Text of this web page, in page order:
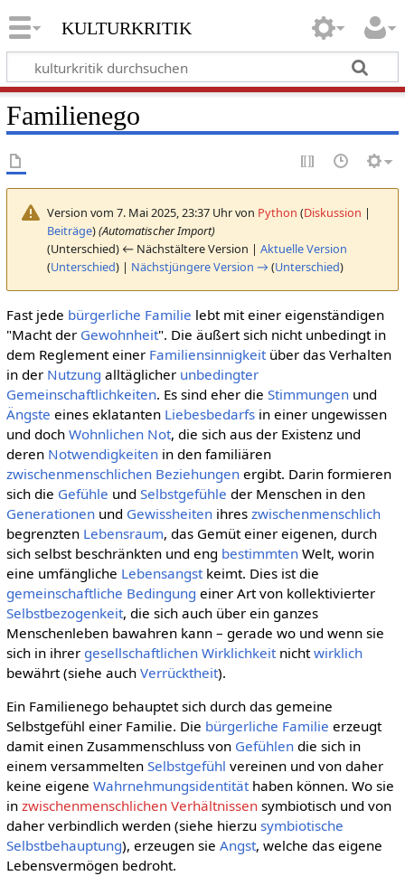
kulturkritik
Familienego
Version vom 7. Mai 2025, 23:37 Uhr von Python (Diskussion |
Beiträge)(Automatischer Import)
(Unterschied) ← Nächstältere Version | Aktuelle Version
(Unterschied) | Nächstjüngere Version → (Unterschied)
Fast jede bürgerliche Familie lebt mit einer eigenständigen
"Macht der Gewohnheit". Die äußert sich nicht unbedingt in
dem Reglement einer Familiensinnigkeitüber das Verhalten
in der Nutzung alltäglicher unbedingter
Gemeinschaftlichkeiten. Es sind eher die Stimmungenund
Ängste eines eklatanten Liebesbedarfsin einer ungewissen
und doch Wohnlichen Not, die sich aus der Existenz und
deren Notwendigkeitenin den familiären
zwischenmenschlichen Beziehungenergibt. Darin formieren
sich die Gefühle und Selbstgefühle der Menschen in den
Generationenund Gewissheitenihres zwischenmenschlich
begrenzten Lebensraum, das Gemüt einer eigenen, durch
sich selbst beschränkten und eng bestimmtenWelt, worin
eine umfängliche Lebensangstkeimt. Dies ist die
gemeinschaftliche Bedingung einer Art von kollektivierter
Selbstbezogenkeit, die sich auch über ein ganzes
Menschenleben bawahren kann – gerade wo und wenn sie
sich in ihrer gesellschaftlichen Wirklichkeitnichtwirklich
bewährt (siehe auch Verrücktheit).
Ein Familienego behauptet sich durch das gemeine
Selbstgefühl einer Familie. Die bürgerliche Familie erzeugt
damit einen Zusammenschluss von Gefühlendie sich in
einem versammelten Selbstgefühl vereinen und von daher
keine eigene Wahrnehmungsidentitäthaben können. Wo sie
in zwischenmenschlichen Verhältnissensymbiotisch und von
daher verbindlich werden (siehe hierzu symbiotische
Selbstbehauptung), erzeugen sie Angst, welche das eigene
Lebensvermögen bedroht.